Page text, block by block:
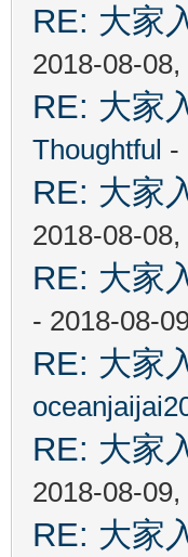
RE: 大家
2018-08-08,
RE: 大家
Thoughtful -
RE: 大家
2018-08-
RE: 大家
- 2018-08-
RE: 大家
RE: 大家
2018-08-
RE: 大家